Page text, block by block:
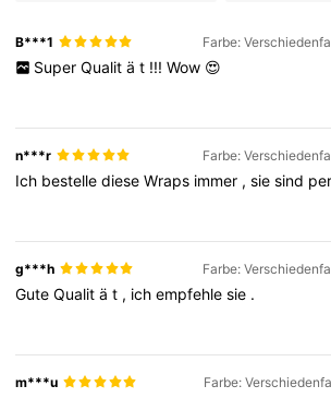
B***1 Farbe:
Super Qualit ä t !!! Wow 😍
n***r Farbe:
Ich bestelledieseWraps immer ,siesind
g***h Farbe:
GuteQualität , ichempfehlesie .
m***u Farbe: